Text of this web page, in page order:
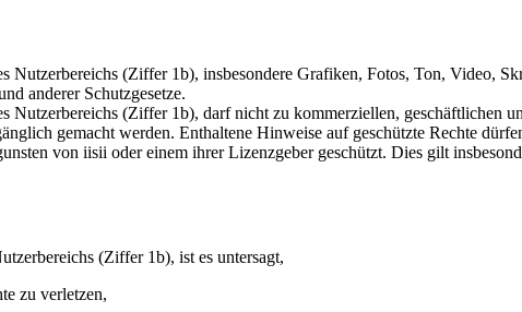
(Ziffer 1b), insbesondere Grafiken, Fotos, Ton, Video,
anderer Schutzgesetze.
Nutzerbereichs (Ziffer 1b), darf nicht zu kommerziellen, geschäftlichen
gemacht werden. Enthaltene Hinweise auf geschützte Rechte
von iisii oder einem ihrer Lizenzgeber geschützt. Dies gilt
(Ziffer 1b), ist es untersagt,
zu verletzen,